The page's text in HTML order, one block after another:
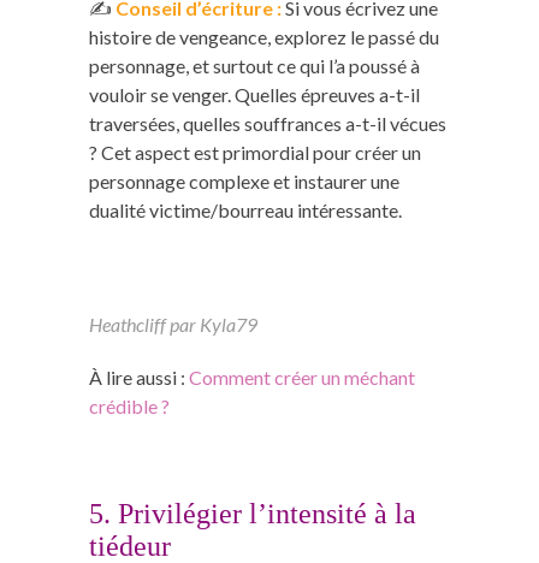
✍️ Conseil d’écriture :Si vous écrivez une
histoire de vengeance, explorez le passé du
personnage, et surtout ce qui l’a poussé à
vouloir se venger. Quelles épreuves a-t-il
traversées, quelles souffrances a-t-il vécues
? Cet aspect est primordial pour créer un
personnage complexe et instaurer une
dualité victime/bourreau intéressante.
Heathcliff par Kyla79
À lire aussi : Comment créer un méchant
crédible ?
5. Privilégier l’intensité à la
tiédeur